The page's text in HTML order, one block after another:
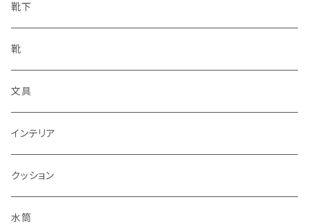
靴下
靴
文具
インテリア
クッション
水筒